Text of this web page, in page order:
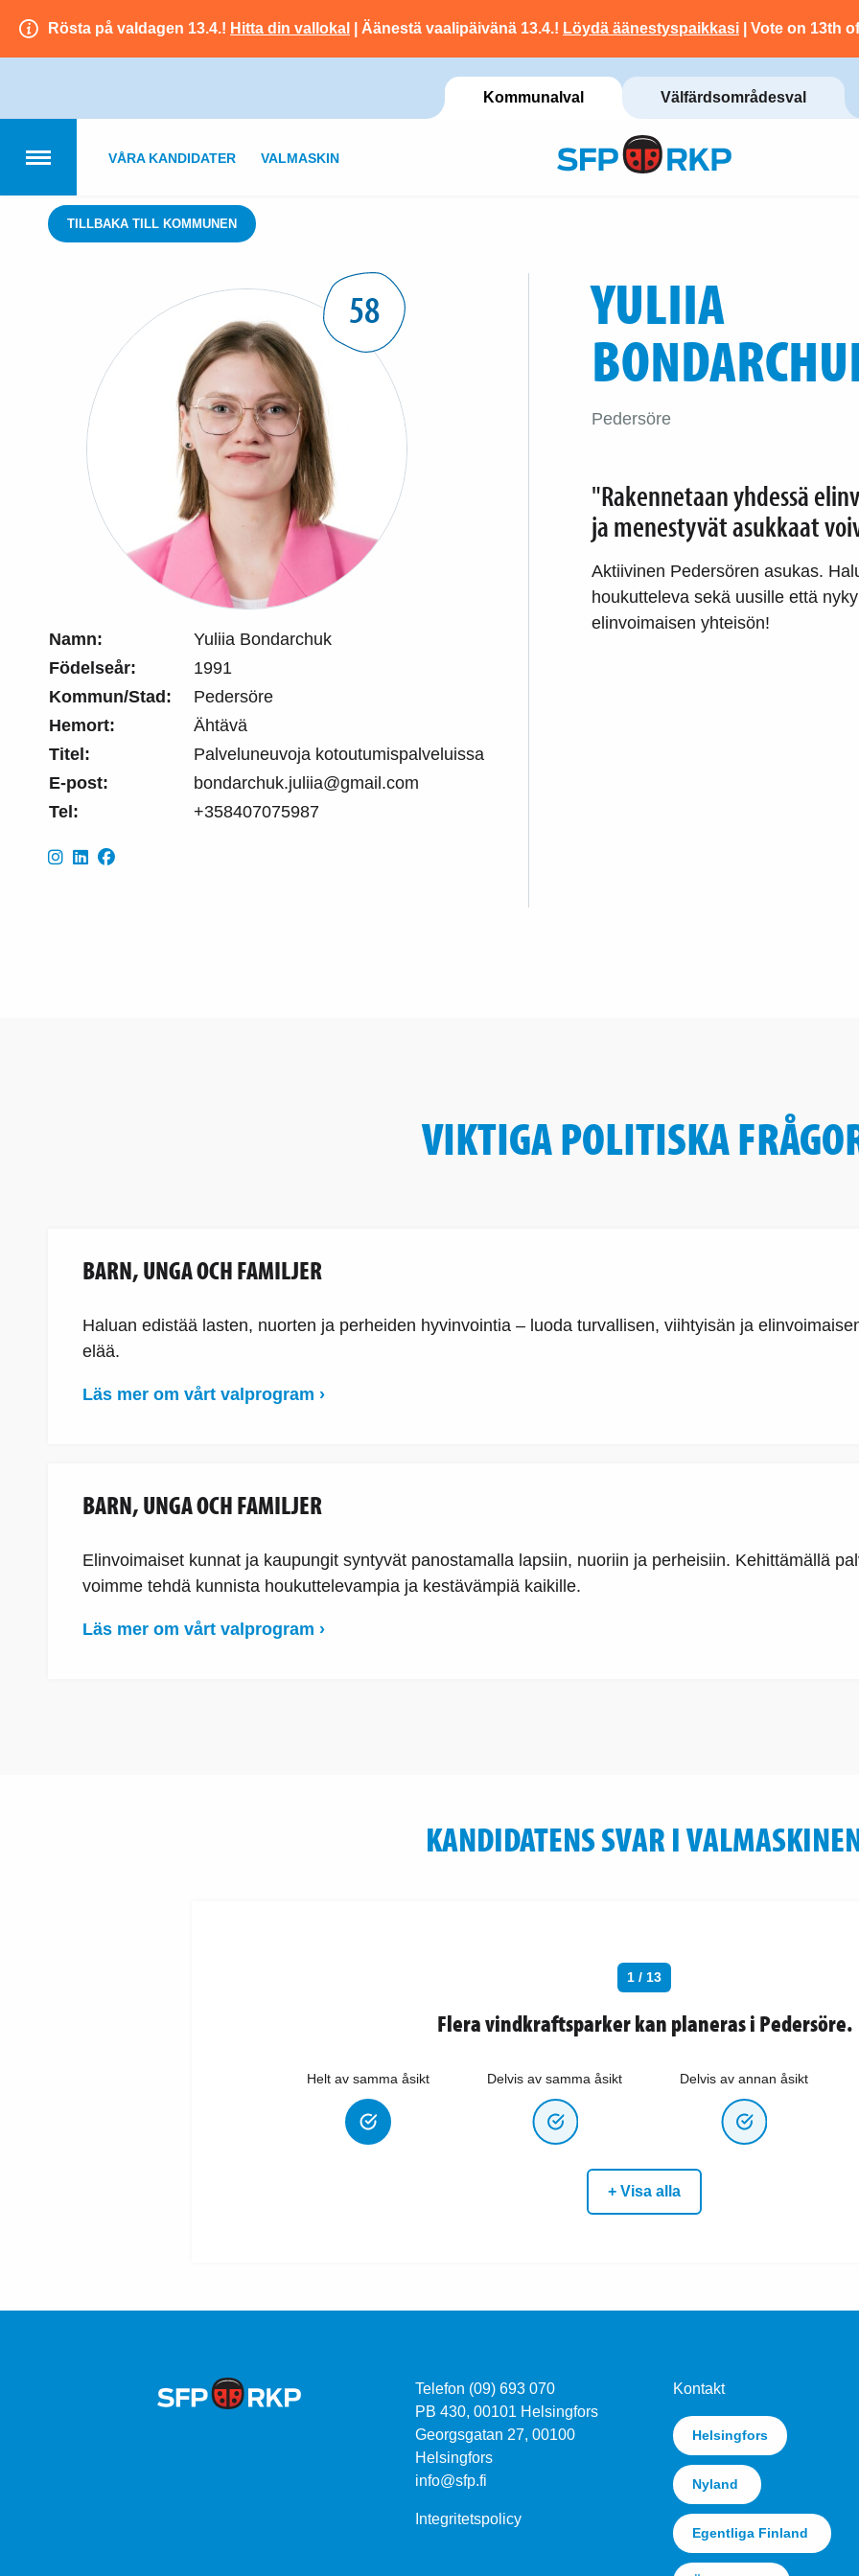
Rösta på valdagen 13.4.! Hitta din vallokal | Äänestä vaalipäivänä 13.4.! Löydä äänestyspaikkasi | Vote on 13th
Kommunalval Välfärdsområdesval
VÅRA KANDIDATER VALMASKIN
TILLBAKA TILL KOMMUNEN
58
Namn:
Yuliia Bondarchuk
Födelseår:
1991
Kommun/Stad:
Pedersöre
Hemort:
Ähtävä
Titel:
Palveluneuvoja kotoutumispalveluissa
E-post:
bondarchuk.juliia@gmail.com
Tel:
+358407075987
YULIIA
Pedersöre
"Rakennetaan yhdessä
ja menestyvät asukkaat
Aktiivinen Pedersören asukas.
houkutteleva sekä uusille että
elinvoimaisen yhteisön!
VIKTIGA POLITISKA
BARN, UNGA OCH FAMILJER
Haluan edistää lasten, nuorten ja perheiden hyvinvointia – luoda turvallisen, viihtyisän ja
elää.
Läs mer om vårt valprogram ›
BARN, UNGA OCH FAMILJER
Elinvoimaiset kunnat ja kaupungit syntyvät panostamalla lapsiin, nuoriin ja perheisiin. Kehittämällä
voimme tehdä kunnista houkuttelevampia ja kestävämpiä kaikille.
Läs mer om vårt valprogram ›
KANDIDATENS SVAR I
1 / 13
Flera vindkraftsparker kan planeras i Pedersöre.
Helt av samma åsikt Delvis av samma åsikt Delvis av annan åsikt
+ Visa alla
Telefon (09) 693 070
PB 430, 00101 Helsingfors
Georgsgatan 27, 00100
Helsingfors
info@sfp.fi
Integritetspolicy
Kontakt
Helsingfors
Nyland
Egentliga Finland